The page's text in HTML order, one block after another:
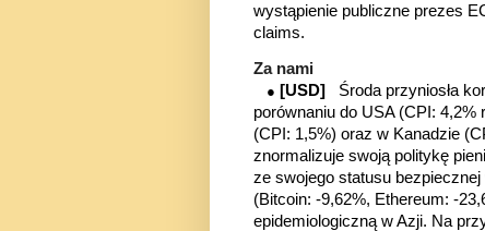
wystąpienie publiczne prezes
claims.
Za nami
● [USD] Środa przyniosła
porównaniu do USA (CPI:
(CPI: 1,5%) oraz w Kanadzie
znormalizuje swoją politykę
ze swojego statusu
(Bitcoin: -9,62%, Ethereum: -
epidemiologiczną w Azji. Na